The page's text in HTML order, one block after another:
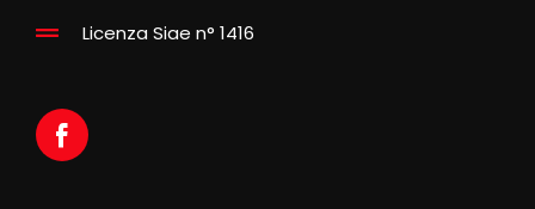
Licenza Siae n° 1416